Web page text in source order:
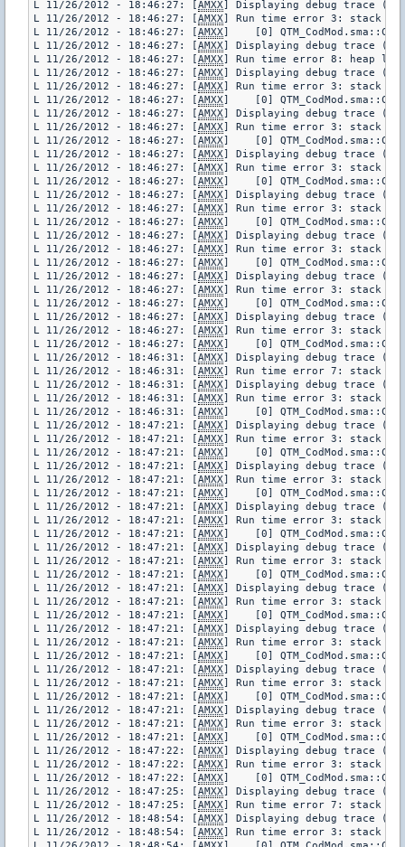
L 11/26/2012 - 18:46:27: [AMXX] Displaying debug trace
L 11/26/2012 - 18:46:27: [AMXX] Run time error 3: stack
L 11/26/2012 - 18:46:27: [AMXX]    [0]
L 11/26/2012 - 18:46:27: [AMXX] Displaying debug trace
L 11/26/2012 - 18:46:27: [AMXX] Run time error 8: heap low
L 11/26/2012 - 18:46:27: [AMXX] Displaying debug trace
L 11/26/2012 - 18:46:27: [AMXX] Run time error 3: stack
L 11/26/2012 - 18:46:27: [AMXX]    [0]
L 11/26/2012 - 18:46:27: [AMXX] Displaying debug trace
L 11/26/2012 - 18:46:27: [AMXX] Run time error 3: stack
L 11/26/2012 - 18:46:27: [AMXX]    [0]
L 11/26/2012 - 18:46:27: [AMXX] Displaying debug trace
L 11/26/2012 - 18:46:27: [AMXX] Run time error 3: stack
L 11/26/2012 - 18:46:27: [AMXX]    [0]
L 11/26/2012 - 18:46:27: [AMXX] Displaying debug trace
L 11/26/2012 - 18:46:27: [AMXX] Run time error 3: stack
L 11/26/2012 - 18:46:27: [AMXX]    [0]
L 11/26/2012 - 18:46:27: [AMXX] Displaying debug trace
L 11/26/2012 - 18:46:27: [AMXX] Run time error 3: stack
L 11/26/2012 - 18:46:27: [AMXX]    [0]
L 11/26/2012 - 18:46:27: [AMXX] Displaying debug trace
L 11/26/2012 - 18:46:27: [AMXX] Run time error 3: stack
L 11/26/2012 - 18:46:27: [AMXX]    [0]
L 11/26/2012 - 18:46:27: [AMXX] Displaying debug trace
L 11/26/2012 - 18:46:27: [AMXX] Run time error 3: stack
L 11/26/2012 - 18:46:27: [AMXX]    [0]
L 11/26/2012 - 18:46:31: [AMXX] Displaying debug trace
L 11/26/2012 - 18:46:31: [AMXX] Run time error 7: stack
L 11/26/2012 - 18:46:31: [AMXX] Displaying debug trace
L 11/26/2012 - 18:46:31: [AMXX] Run time error 3: stack
L 11/26/2012 - 18:46:31: [AMXX]    [0]
L 11/26/2012 - 18:47:21: [AMXX] Displaying debug trace
L 11/26/2012 - 18:47:21: [AMXX] Run time error 3: stack
L 11/26/2012 - 18:47:21: [AMXX]    [0]
L 11/26/2012 - 18:47:21: [AMXX] Displaying debug trace
L 11/26/2012 - 18:47:21: [AMXX] Run time error 3: stack
L 11/26/2012 - 18:47:21: [AMXX]    [0]
L 11/26/2012 - 18:47:21: [AMXX] Displaying debug trace
L 11/26/2012 - 18:47:21: [AMXX] Run time error 3: stack
L 11/26/2012 - 18:47:21: [AMXX]    [0]
L 11/26/2012 - 18:47:21: [AMXX] Displaying debug trace
L 11/26/2012 - 18:47:21: [AMXX] Run time error 3: stack
L 11/26/2012 - 18:47:21: [AMXX]    [0]
L 11/26/2012 - 18:47:21: [AMXX] Displaying debug trace
L 11/26/2012 - 18:47:21: [AMXX] Run time error 3: stack
L 11/26/2012 - 18:47:21: [AMXX]    [0]
L 11/26/2012 - 18:47:21: [AMXX] Displaying debug trace
L 11/26/2012 - 18:47:21: [AMXX] Run time error 3: stack
L 11/26/2012 - 18:47:21: [AMXX]    [0]
L 11/26/2012 - 18:47:21: [AMXX] Displaying debug trace
L 11/26/2012 - 18:47:21: [AMXX] Run time error 3: stack
L 11/26/2012 - 18:47:21: [AMXX]    [0]
L 11/26/2012 - 18:47:21: [AMXX] Displaying debug trace
L 11/26/2012 - 18:47:21: [AMXX] Run time error 3: stack
L 11/26/2012 - 18:47:21: [AMXX]    [0]
L 11/26/2012 - 18:47:22: [AMXX] Displaying debug trace
L 11/26/2012 - 18:47:22: [AMXX] Run time error 3: stack
L 11/26/2012 - 18:47:22: [AMXX]    [0]
L 11/26/2012 - 18:47:25: [AMXX] Displaying debug trace
L 11/26/2012 - 18:47:25: [AMXX] Run time error 7: stack
L 11/26/2012 - 18:48:54: [AMXX] Displaying debug trace
L 11/26/2012 - 18:48:54: [AMXX] Run time error 3: stack